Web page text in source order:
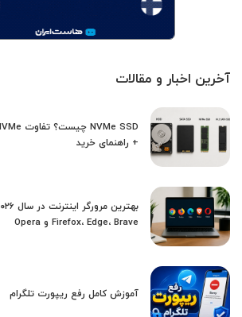
آخرین اخبار و مقالات
+ راهنمای خرید
Firefox، Edge، Brave و Opera
آموزش کامل رفع ریپورت تلگرام